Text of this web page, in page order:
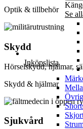
Se
Inköpslista
Optik & tillbehör
Skydd
Hörselskydd, hjälmar,
Skydd & hjälmar
Sjukvård